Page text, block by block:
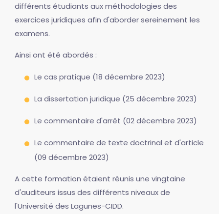
différents étudiants aux méthodologies des
exercices juridiques afin d'aborder sereinement les
examens.
Ainsi ont été abordés :
Le cas pratique (18 décembre 2023)
La dissertation juridique (25 décembre 2023)
Le commentaire d'arrêt (02 décembre 2023)
Le commentaire de texte doctrinal et d'article
(09 décembre 2023)
A cette formation étaient réunis une vingtaine
d'auditeurs issus des différents niveaux de
l'Université des Lagunes-CIDD.